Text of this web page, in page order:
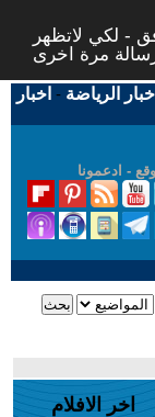
- لكي لاتظهر
اخبار الرياضة - اخبار
- ادعمونا
اخر الافلام